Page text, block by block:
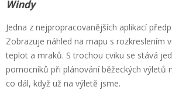
Windy
Jedna z nejpropracovanějších aplikací
Zobrazuje náhled na mapu s rozkreslením
teplot a mraků. S trochou cviku se stává
pomocníků při plánování běžeckých výletů
co dál, když už na výletě jsme.